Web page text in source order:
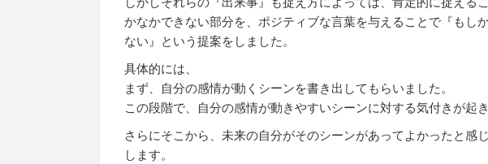
かなかできない部分を、ポジティブな言葉を与えることで『もし
ない』という提案をしました。
具体的には、
まず、自分の感情が動くシーンを書き出してもらいました。
この段階で、自分の感情が動きやすいシーンに対する気付きが起き
さらにそこから、未来の自分がそのシーンがあってよかったと感
します。